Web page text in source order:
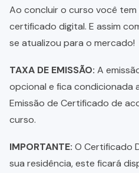
Ao concluir o curso você
certificado digital. E assim
se atualizou para o mercado!
TAXA DE EMISSÃO: A
opcional e fica condicionada
Emissão de Certificado de
curso.
IMPORTANTE: O Certificado
sua residência, este ficará